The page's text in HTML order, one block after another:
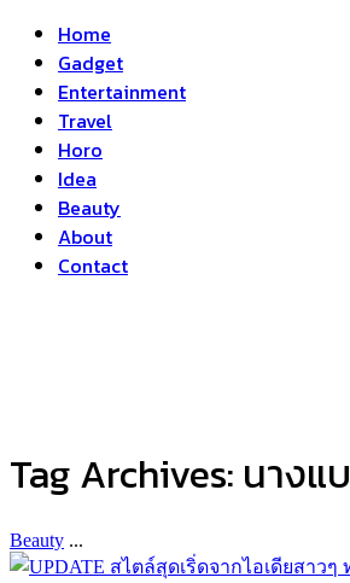
Home
Gadget
Entertainment
Travel
Horo
Idea
Beauty
About
Contact
Tag Archives: นางแ
Beauty ...